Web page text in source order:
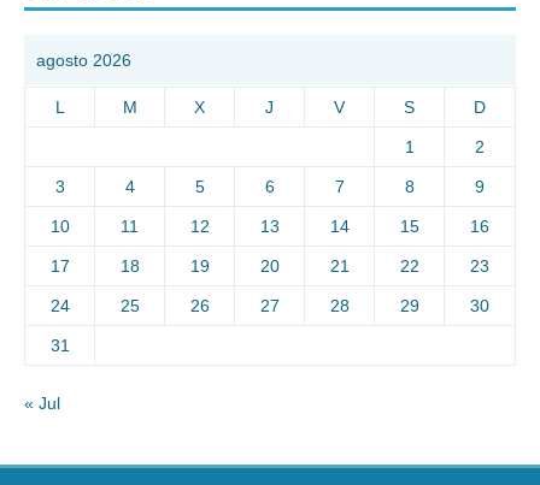
agosto 2026
L M X J V S D
1 2
3 4 5 6 7 8 9
10 11 12 13 14 15 16
17 18 19 20 21 22 23
24 25 26 27 28 29 30
31
« Jul